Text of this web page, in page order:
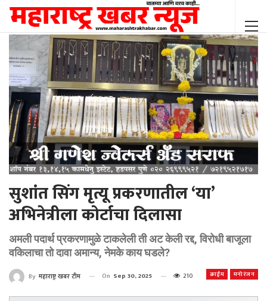
सुशांत सिंग मृत्यू प्रकरणातील ‘या’
अभिनेत्रीला कोर्टाचा दिलासा
अमली पदार्थ प्रकरणामुळे टाकलेली ती अट केली रद्द, विरोधी बाजूला
वकिलाचा तो दावा अमान्य, नेमके काय घडले?
क्राईम मनोरंजन
By महाराष्ट्र खबर टीम On Sep 30, 2025 210